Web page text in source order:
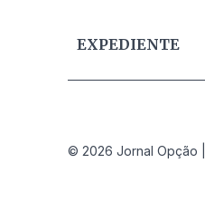
EXPEDIENTE
© 2026 Jornal Opção